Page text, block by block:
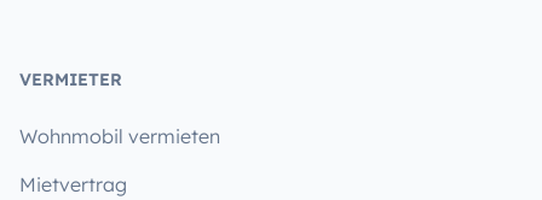
VERMIETER
Wohnmobil vermieten
Mietvertrag